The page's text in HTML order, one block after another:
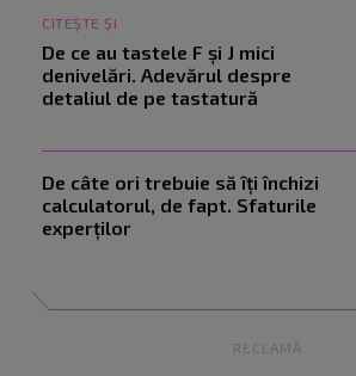
CITEȘTE ȘI
De ce au tastele F și J mici
denivelări. Adevărul despre
detaliul de pe tastatură
De câte ori trebuie să îți închizi
calculatorul, de fapt. Sfaturile
experților
RECLAMĂ